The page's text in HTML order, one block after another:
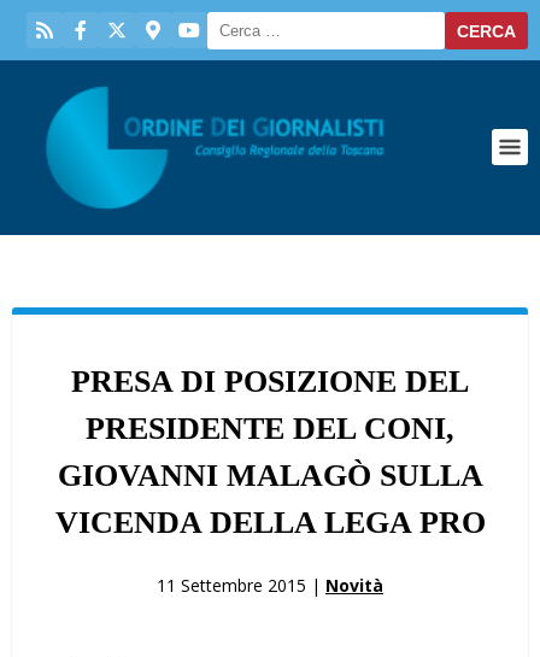
PRESA DI POSIZIONE DEL
PRESIDENTE DEL CONI,
GIOVANNI MALAGÒ SULLA
VICENDA DELLA LEGA PRO
11 Settembre 2015 | Novità